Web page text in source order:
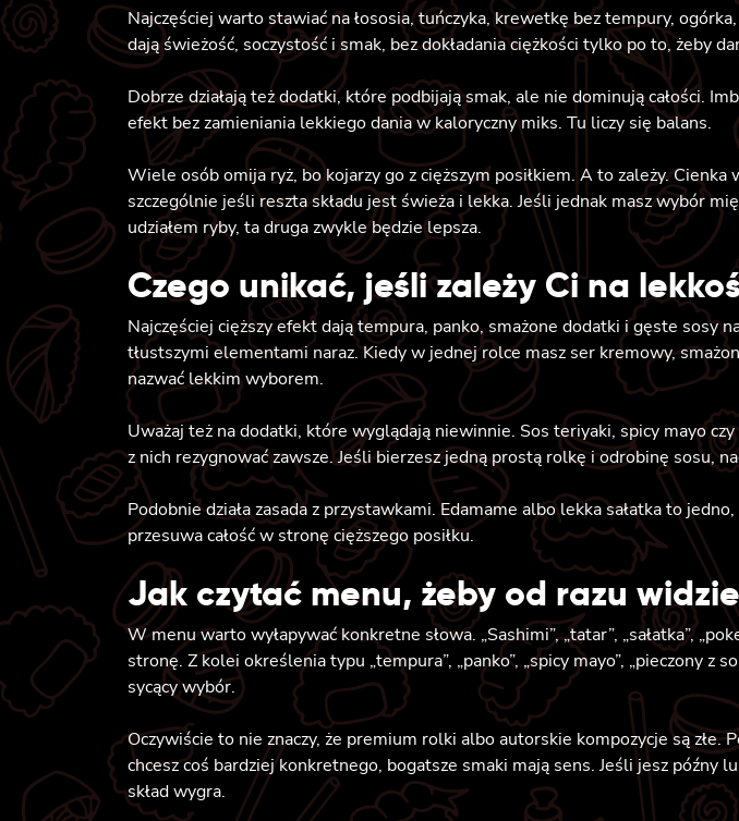
Najczęściej warto stawiać na łososia, tuńczyka, krewetkę bez tempury,
dają świeżość, soczystość i smak, bez dokładania ciężkości tylko po to, żeby
Dobrze działają też dodatki, które podbijają smak, ale nie dominują całości.
efekt bez zamieniania lekkiego dania w kaloryczny miks. Tu liczy się balans.
Wiele osób omija ryż, bo kojarzy go z cięższym posiłkiem. A to zależy.
szczególnie jeśli reszta składu jest świeża i lekka. Jeśli jednak masz wybór
udziałem ryby, ta druga zwykle będzie lepsza.
Czego unikać, jeśli zależy Ci na
Najczęściej cięższy efekt dają tempura, panko, smażone dodatki i gęste sosy
tłustszymi elementami naraz. Kiedy w jednej rolce masz ser kremowy,
nazwać lekkim wyborem.
Uważaj też na dodatki, które wyglądają niewinnie. Sos teriyaki, spicy mayo
z nich rezygnować zawsze. Jeśli bierzesz jedną prostą rolkę i odrobinę sosu,
Podobnie działa zasada z przystawkami. Edamame albo lekka sałatka to
przesuwa całość w stronę cięższego posiłku.
Jak czytać menu, żeby od razu
W menu warto wyłapywać konkretne słowa. „Sashimi”, „tatar”, „sałatka”,
stronę. Z kolei określenia typu „tempura”, „panko”, „spicy mayo”, „pieczony z
sycący wybór.
Oczywiście to nie znaczy, że premium rolki albo autorskie kompozycje są
chcesz coś bardziej konkretnego, bogatsze smaki mają sens. Jeśli jesz późny
skład wygra.